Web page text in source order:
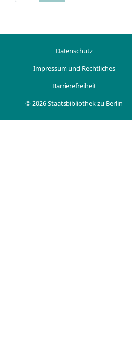
Datenschutz
Impressum und Rechtliches
Barrierefreiheit
© 2026 Staatsbibliothek zu Berlin